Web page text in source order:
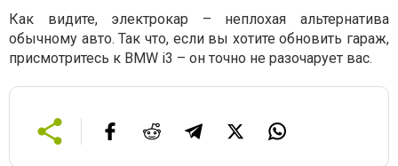
Как видите, электрокар – неплохая альтернатива
обычному авто. Так что, если вы хотите обновить гараж,
присмотритесь к BMW i3 – он точно не разочарует вас.